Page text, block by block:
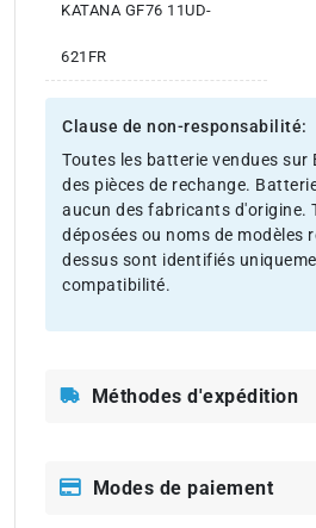
KATANA GF76 11UD-
621FR
Clause de non-responsabilité:
Toutes les batterie vendues
des pièces de rechange.
aucun des fabricants d'origine.
déposées ou noms de modèles
dessus sont identifiés
compatibilité.
Méthodes d'expédition
Modes de paiement